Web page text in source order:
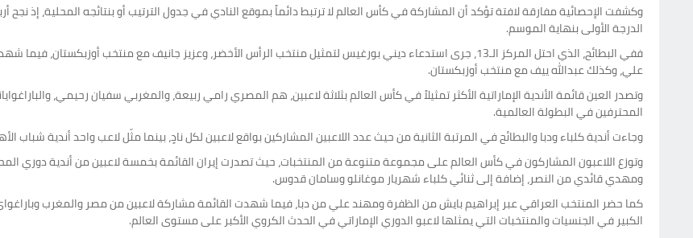
وكشفت الإحصائية مفارقة لافتة تؤكد أن المشاركة في كأس العالم لا ترتبط دائماً بموقع النادي في جدول الترتيب أو بنتائجه المحلية، إذ
الدرجة الأولى بنهاية الموسم.
ففي البطائح، الذي احتل المركز الـ13، جرى استدعاء ديني بورغيس لتمثيل منتخب الرأس الأخضر، وعزيز جانيف مع منتخب
علي، وكذلك عبدالله ييف مع منتخب أوزبكستان.
وتصدر العين قائمة الأندية الإماراتية الأكثر تمثيلاً في كأس العالم بثلاثة لاعبين، هم المصري رامي ربيعة، والمغربي سفيان رحيمي،
المحترفين في البطولة العالمية.
وجاءت أندية كلباء ودبا والبطائح في المرتبة الثانية من حيث عدد اللاعبين المشاركين بواقع لاعبين لكل نادٍ، بينما مثّل لاعب واحد أندية شباب
وتوزع اللاعبون المشاركون في كأس العالم على مجموعة متنوعة من المنتخبات، حيث تصدرت إيران القائمة بخمسة لاعبين من أندية دوري
ومهدي قائدي من النصر، إضافة إلى ثنائي كلباء شهريار موغانلو وسامان قدوس.
كما حضر المنتخب العراقي عبر إبراهيم بايش من الظفرة ومهند علي من دبا، فيما شهدت القائمة مشاركة لاعبين من مصر والمغرب
الكبير في الجنسيات والمنتخبات التي يمثلها لاعبو الدوري الإماراتي في الحدث الكروي الأكبر على مستوى العالم.